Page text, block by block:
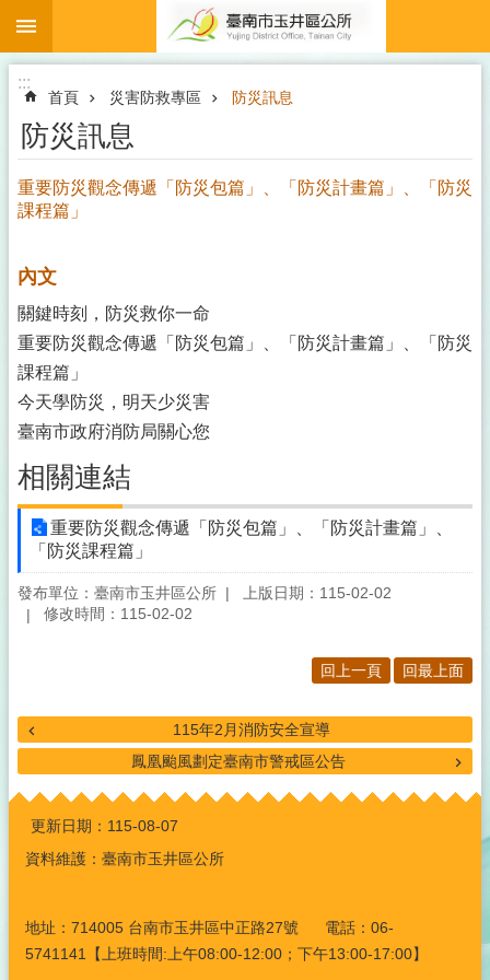
跳到主要內容區塊
:::
首頁 災害防救專區 防災訊息
防災訊息
重要防災觀念傳遞「防災包篇」、「防災計畫篇」、「防災
課程篇」
內文
關鍵時刻，防災救你一命
重要防災觀念傳遞「防災包篇」、「防災計畫篇」、「防災
課程篇」
今天學防災，明天少災害
臺南市政府消防局關心您
相關連結
重要防災觀念傳遞「防災包篇」、「防災計畫篇」、
「防災課程篇」
發布單位：臺南市玉井區公所
上版日期：115-02-02
修改時間：115-02-02
回上一頁 回最上面
115年2月消防安全宣導
鳳凰颱風劃定臺南市警戒區公告
:::
更新日期： 115-08-07
資料維護：臺南市玉井區公所
地址：714005 台南市玉井區中正路27號 電話：06-
5741141【上班時間:上午08:00-12:00；下午13:00-17:00】